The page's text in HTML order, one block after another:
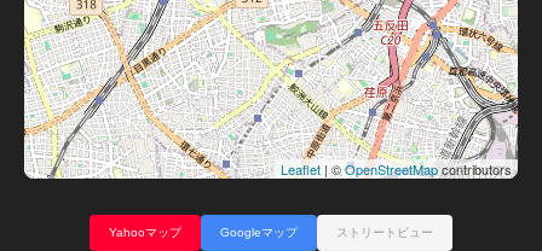
Leaflet | ©OpenStreetMapcontributors
Yahooマップ Googleマップ ストリートビュー